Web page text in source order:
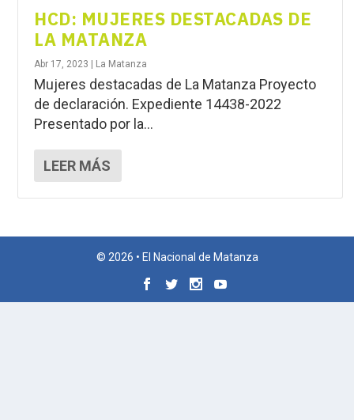
HCD: MUJERES DESTACADAS DE
LA MATANZA
Abr 17, 2023 La Matanza
Mujeres destacadas de La Matanza Proyecto
de declaración. Expediente 14438-2022
Presentado por la...
LEER MÁS
© 2026 • El Nacional de Matanza